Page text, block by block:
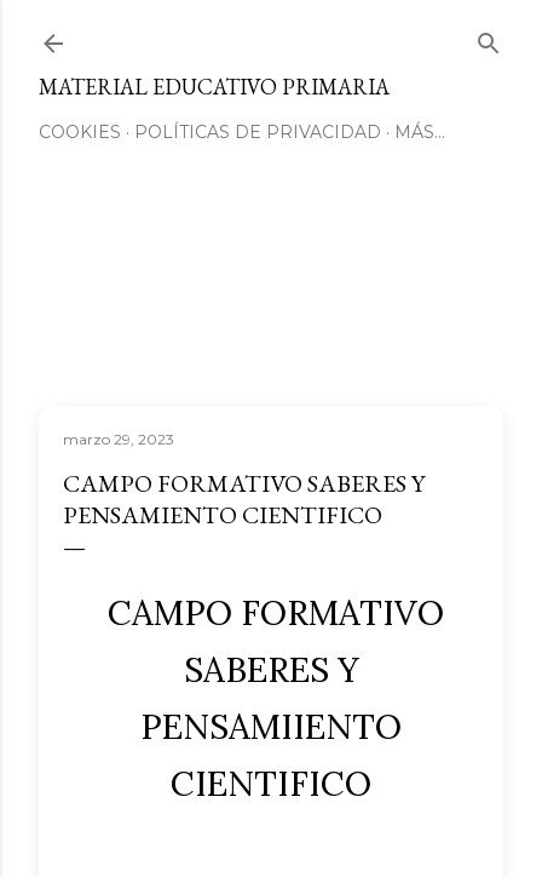
MATERIAL EDUCATIVO PRIMARIA
COOKIES POLÍTICAS DE PRIVACIDAD MÁS…
marzo 29, 2023
CAMPO FORMATIVO SABERES Y
PENSAMIENTO CIENTIFICO
CAMPO FORMATIVO
SABERES Y
PENSAMIIENTO
CIENTIFICO